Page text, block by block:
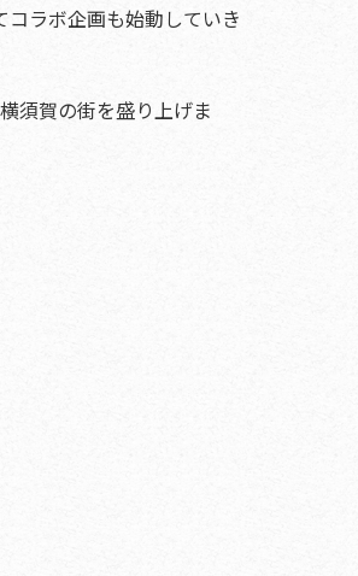
コラボ企画も始動していき
須賀の街を盛り上げま